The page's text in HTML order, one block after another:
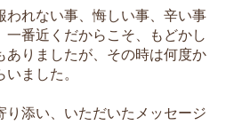
われない事、悔しい事、辛い事
一番近くだからこそ、もどかし
ありましたが、その時は何度か
ました。
り添い、いただいたメッセージ